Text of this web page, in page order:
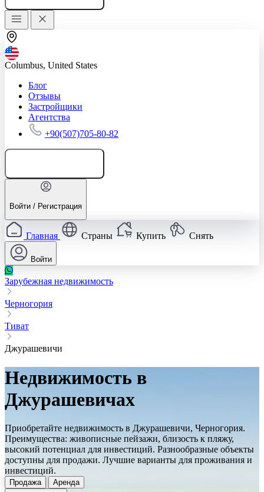
Columbus, United States
Блог
Отзывы
Застройщики
Агентства
+90(507)705-80-82
Войти / Регистрация
Главная Страны Купить Снять
Войти
Зарубежная недвижимость
Черногория
Тиват
Джурашевичи
Недвижимость в
Джурашевичах
Приобретайте недвижимость в Джурашевичи, Черногория.
Преимущества: живописные пейзажи, близость к пляжу,
высокий потенциал для инвестиций. Разнообразные объекты
доступны для продажи. Лучшие варианты для проживания и
инвестиций.
Продажа
Аренда